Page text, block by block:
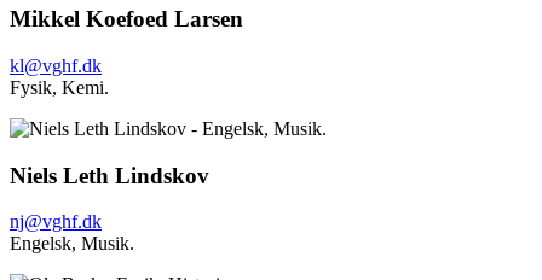
Mikkel Koefoed Larsen
kl@vghf.dk
Fysik, Kemi.
Niels Leth Lindskov
nj@vghf.dk
Engelsk, Musik.